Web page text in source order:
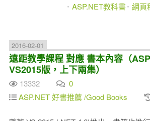
ASP.NET教科書 網頁
2016-02-01
遠距教學課程 對應 書本內容（
VS2015版，上下兩集）
13332
0
ASP.NET 好書推薦 /Good Books